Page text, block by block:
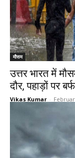
मौसम
उत्तर भारत में
दौर, पहाड़ों पर
Vikas Kumar -